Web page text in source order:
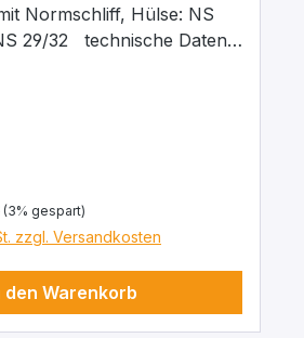
Normschliff, Hülse: NS
29/32 technische Daten:
Preis:
(3% gespart)
zzgl. Versandkosten
den Warenkorb